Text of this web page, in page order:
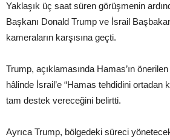
Yaklaşık üç saat süren görüşmenin
Başkanı Donald Trump ve İsrail
kameraların karşısına geçti.
Trump, açıklamasında Hamas’ın
hâlinde İsrail’e “Hamas tehdidini ortadan
tam destek vereceğini belirtti.
Ayrıca Trump, bölgedeki süreci